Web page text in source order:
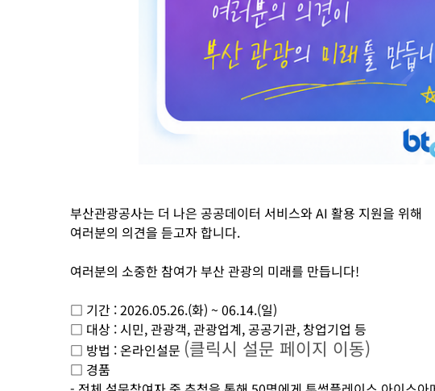
부산관광공사는 더 나은 공공데이터 서비스와 AI 활용 지원을 위해
여러분의 의견을 듣고자 합니다.
여러분의 소중한 참여가 부산 관광의 미래를 만듭니다!
□ 기간 : 2026.05.26.(화) ~ 06.14.(일)
□ 대상 : 시민, 관광객, 관광업계, 공공기관, 창업기업 등
□ 방법 : 온라인설문 (클릭시 설문 페이지 이동)
□ 경품